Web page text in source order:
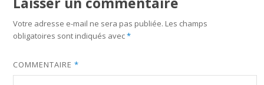
Votre adresse e-mail ne sera pas publiée. Les champs
obligatoires sont indiqués avec*
COMMENTAIRE*